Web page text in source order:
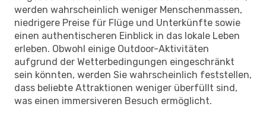
werden wahrscheinlich weniger Menschenmassen,
niedrigere Preise für Flüge und Unterkünfte sowie
einen authentischeren Einblick in das lokale Leben
erleben. Obwohl einige Outdoor-Aktivitäten
aufgrund der Wetterbedingungen eingeschränkt
sein könnten, werden Sie wahrscheinlich feststellen,
dass beliebte Attraktionen weniger überfüllt sind,
was einen immersiveren Besuch ermöglicht.